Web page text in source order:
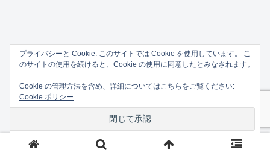
プライバシーと Cookie: このサイトでは Cookie を使用しています。 こ
のサイトの使用を続けると、Cookie の使用に同意したとみなされます。
Cookie の管理方法を含め、詳細についてはこちらをご覧ください:
Cookie ポリシー